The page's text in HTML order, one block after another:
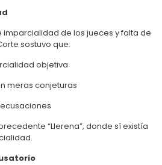
imparcialidad de los jueces y falta de
sostuvo que:
objetiva
meras conjeturas
“Llerena”, donde sí existía